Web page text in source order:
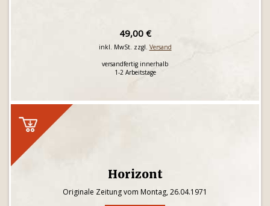
49,00 €
inkl. MwSt. zzgl. Versand
versandfertig innerhalb
1-2 Arbeitstage
Horizont
Originale Zeitung vom Montag, 26.04.1971